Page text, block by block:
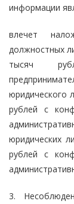
информации
влечет
должностных
тысяч
юридического
рублей с
юридических
рублей с
3.